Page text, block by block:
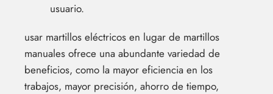
usuario.
usar martillos eléctricos en lugar de martillos
manuales ofrece una abundante variedad de
beneficios, como la mayor eficiencia en los
trabajos, mayor precisión, ahorro de tiempo,